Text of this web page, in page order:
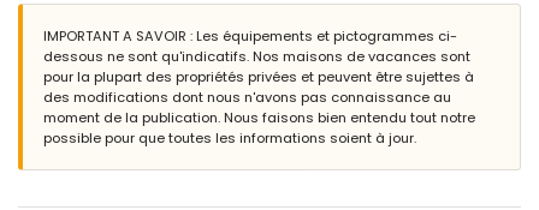
barbecue
douche extérieure
espace de vie extérieur et salle à manger extérieure
3 places de parking privées
Informations supplémentaires
ville la plus proche : Altea la Vieja (à moins de 2 kilomètres de la
IMPORTANT A SAVOIR : Les équipements et pictogrammes ci-
dessous ne sont qu'indicatifs. Nos maisons de vacances sont
pour la plupart des propriétés privées et peuvent être sujettes à
des modifications dont nous n'avons pas connaissance au
moment de la publication. Nous faisons bien entendu tout notre
possible pour que toutes les informations soient à jour.